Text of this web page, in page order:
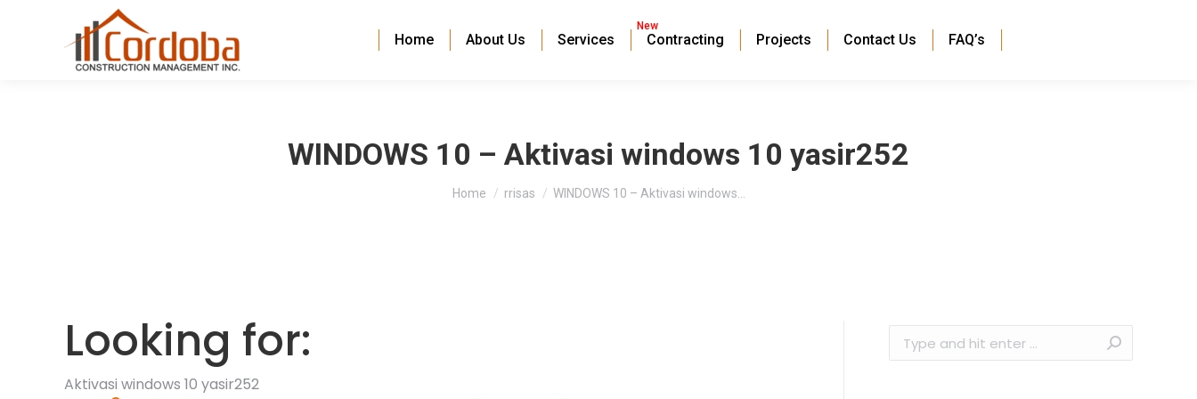
Home About Us Services
New
Contracting Projects Contact Us FAQ’s
WINDOWS 10 – Aktivasi windows 10 yasir252
You are here:
Home rrisas WINDOWS 10 – Aktivasi windows…
Looking for:
Aktivasi windows 10 yasir252
Search: